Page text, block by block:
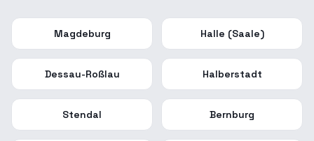
Magdeburg Halle (Saale)
Dessau-Roßlau Halberstadt
Stendal Bernburg